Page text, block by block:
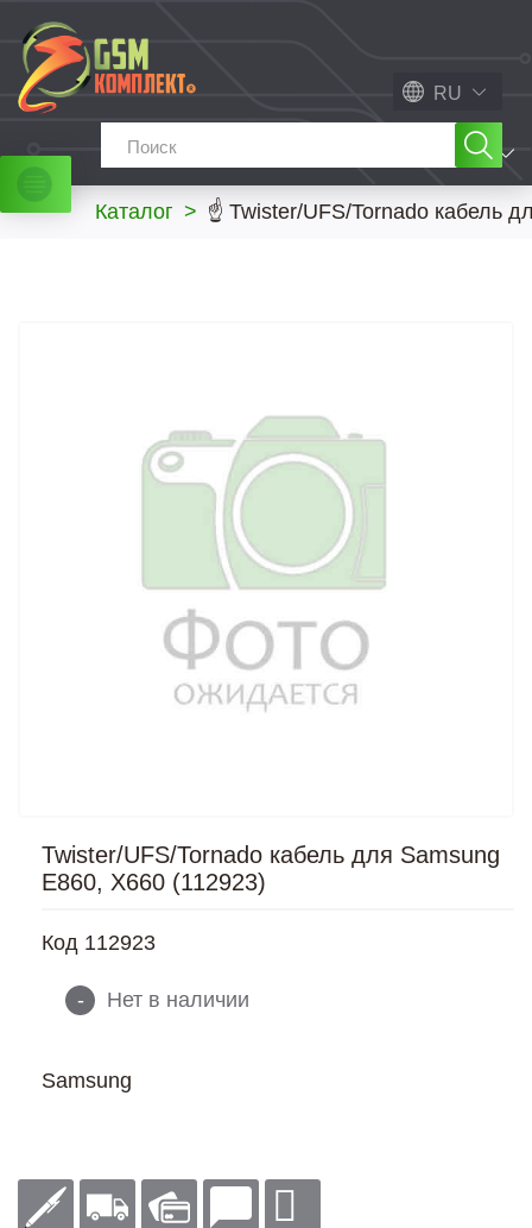
RU
МЕНЮ
Каталог > ☝ Twister/UFS/Tornado кабель
Twister/UFS/Tornado кабель для Samsung
E860, X660 (112923)
Код 112923
- Нет в наличии
Samsung